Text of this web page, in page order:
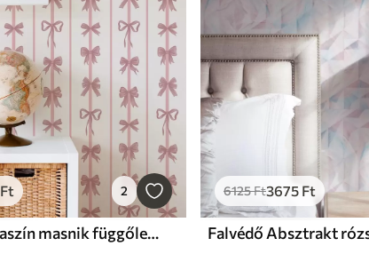
Ft 2
Falvédő Rózsaszín masnik függőleges csíkokban világos háttér előtt
6125Ft3675 Ft